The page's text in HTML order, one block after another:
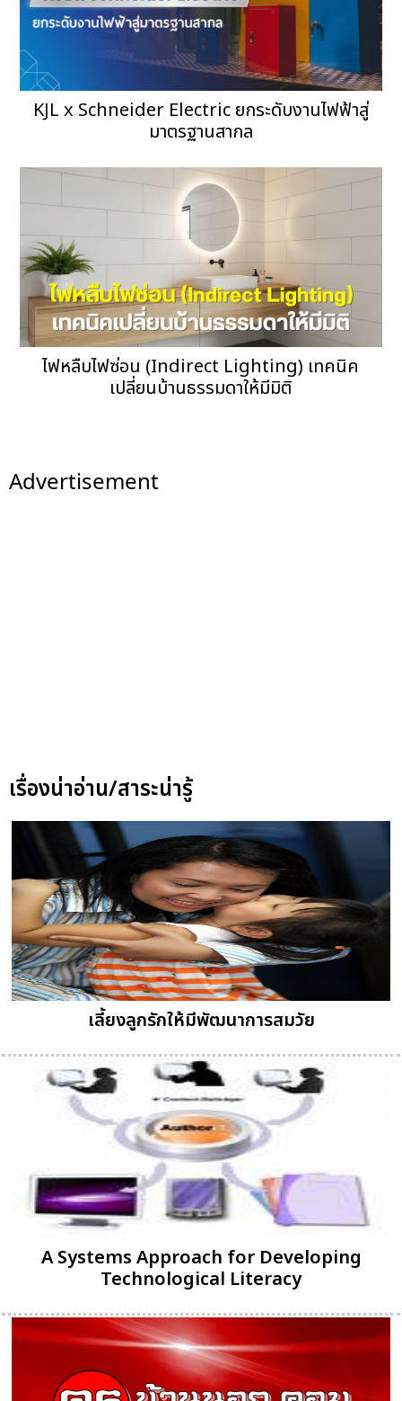
KJL x Schneider Electric ยกระดับงานไฟฟ้าสู่
มาตรฐานสากล
ไฟหลืบไฟซ่อน (Indirect Lighting) เทคนิค
เปลี่ยนบ้านธรรมดาให้มีมิติ
Advertisement
เรื่องน่าอ่าน/สาระน่ารู้
เลี้ยงลูกรักให้มีพัฒนาการสมวัย
A Systems Approach for Developing
Technological Literacy